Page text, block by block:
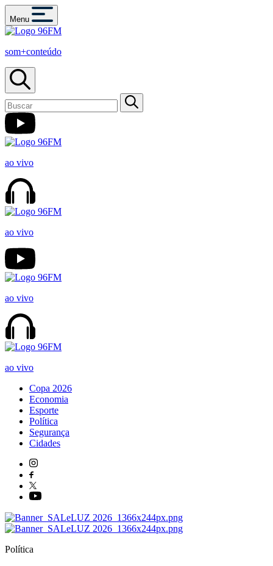
Menu
som+conteúdo
ao vivo
ao vivo
ao vivo
ao vivo
Copa 2026
Economia
Esporte
Política
Segurança
Cidades
Política